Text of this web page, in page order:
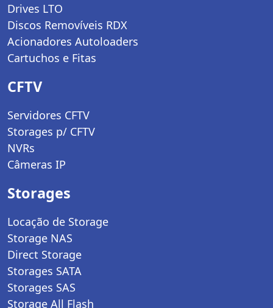
Drives LTO
Discos Removíveis RDX
Acionadores Autoloaders
Cartuchos e Fitas
CFTV
Servidores CFTV
Storages p/ CFTV
NVRs
Câmeras IP
Storages
Locação de Storage
Storage NAS
Direct Storage
Storages SATA
Storages SAS
Storage All Flash